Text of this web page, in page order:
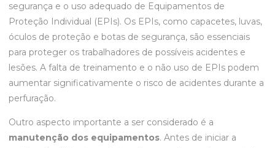
segurança e o uso adequado de Equipamentos de
Proteção Individual (EPIs). Os EPIs, como capacetes, luvas,
óculos de proteção e botas de segurança, são essenciais
para proteger os trabalhadores de possíveis acidentes e
lesões. A falta de treinamento e o não uso de EPIs podem
aumentar significativamente o risco de acidentes durante a
perfuração.
Outro aspecto importante a ser considerado é a
manutenção dos equipamentos. Antes de iniciar a